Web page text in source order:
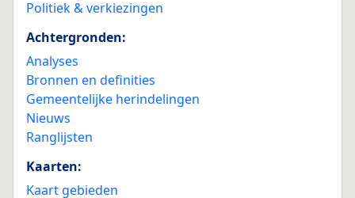
Politiek & verkiezingen
Achtergronden:
Analyses
Bronnen en definities
Gemeentelijke herindelingen
Nieuws
Ranglijsten
Kaarten:
Kaart gebieden